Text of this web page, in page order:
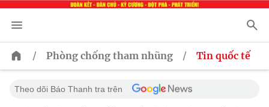
/ Phòng chống tham nhũng / Tin quốc tế
Theo dõi Báo Thanh tra trên